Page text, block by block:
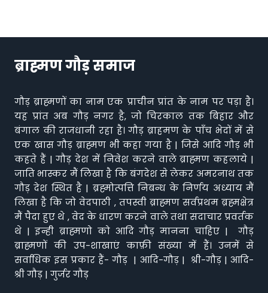
ब्राह्मण गौड़ समाज
गौड़ ब्राह्मणों का नाम एक प्राचीन प्रांत के नाम पर पड़ा है।
यह प्रांत अब गौड़ नगर है, जो चिरकाल तक बिहार और
बंगाल की राजधानी रहा है। गौड़ ब्राहमण के पाँच भेदों में से
एक खास गौड़ ब्राह्मण भी कहा गया है | जिसे आदि गौड़ भी
कहते हैं | गौड़ देश में निवेश करने वाले ब्राह्मण कहलाये |
जाति भास्कर मैं लिखा है कि बंगदेश से लेकर अमरनाथ तक
गौड़ देश स्थित है | ब्रह्मोत्पत्ति निबन्ध के निर्णय अध्याय मैं
लिखा है कि जो वेदपाठी , तपस्वी ब्राह्मण सर्वप्रथम ब्रह्मक्षेत्र
मैं पैदा हुए थे , वेद के धारण करने वाले तथा सदाचार प्रवर्तक
थे | इन्ही ब्राह्मणो को आदि गौड़ मानना चाहिए | गौड़
ब्राह्मणों की उप-शाखाएं काफ़ी संख्या में हैं। उनमें से
सर्वाधिक इस प्रकार हैं- गौड़ | आदि-गौड़ | श्री-गौड़ | आदि-
श्री गौड़ | गुर्जर गौड़